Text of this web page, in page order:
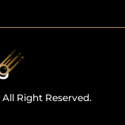
All Right Reserved.